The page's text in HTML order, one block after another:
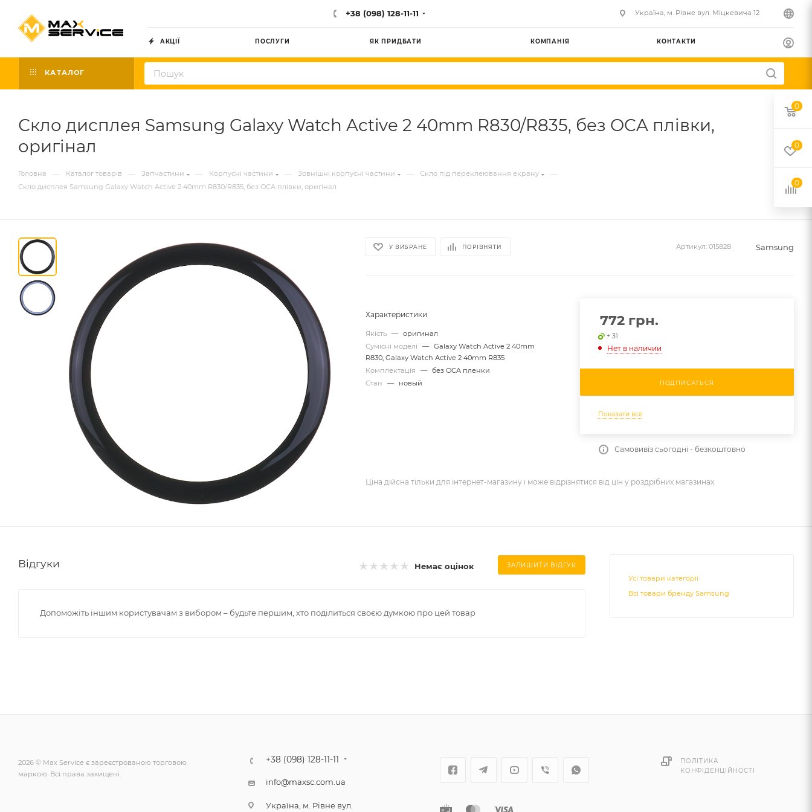
+38 (098) 128-11-11 Українa, м. Рівне вул. Міцкевича 12
АКЦІЇ ПОСЛУГИ ЯК ПРИДБАТИ КОМПАНІЯ КОНТАКТИ
КАТАЛОГ
Скло дисплея Samsung Galaxy Watch Active 2 40mm R830/R835, без OCA плівки,
оригінал
Головна — Каталог товарів — Запчастини — Корпусні частини — Зовнішні корпусні частини — Скло під переклеювання екрану —
Скло дисплея Samsung Galaxy Watch Active 2 40mm R830/R835, без OCA плівки, оригінал
У ВИБРАНЕ ПОРІВНЯТИ Артикул: 015828 Samsung
Характеристики
Якість — оригинал
Сумісні моделі
— Galaxy Watch Active 2 40mm
R830, Galaxy Watch Active 2 40mm R835
Комплектація
— без OCA пленки
Стан
— новый
772грн.
+ 31
Нет в наличии
ПОДПИСАТЬСЯ
Показати все
Самовивіз сьогодні - безкоштовно
Ціна дійсна тільки для інтернет-магазину і може відрізнятися від цін у роздрібних магазинах
Відгуки Немає оцінок ЗАЛИШИТИ ВІДГУК
Допоможіть іншим користувачам з вибором – будьте першим, хто поділиться своєю думкою про цей товар
Усі товари категорії
Всі товари бренду Samsung
2026 © Max Service є зареєстрованою торговою
маркою. Всі права захищені.
+38 (098) 128-11-11
info@maxsc.com.ua
Українa, м. Рівне вул.
ПОЛІТИКА
КОНФІДЕНЦІЙНОСТІ
0
0
0